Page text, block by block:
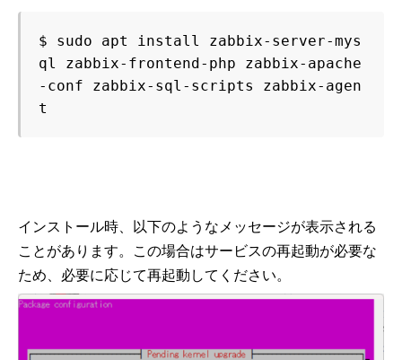
$ sudo apt install zabbix-server-mys
ql zabbix-frontend-php zabbix-apache
-conf zabbix-sql-scripts zabbix-agen
t
インストール時、以下のようなメッセージが表示される
ことがあります。この場合はサービスの再起動が必要な
ため、必要に応じて再起動してください。